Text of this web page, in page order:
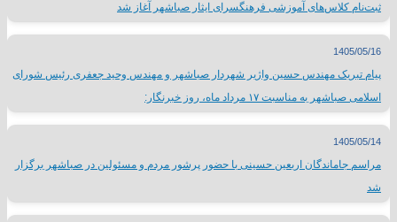
ثبت‌نام کلاس‌های آموزشی فرهنگسرای ایثار صباشهر آغاز شد
1405/05/16
پیام تبریک مهندس حسین واژیر شهردار صباشهر و مهندس وحید جعفری رئیس شورای
اسلامی صباشهر به مناسبت ۱۷ مرداد ماه، روز خبرنگار:
1405/05/14
مراسم جاماندگان اربعین حسینی با حضور پرشور مردم و مسئولین در صباشهر برگزار
شد